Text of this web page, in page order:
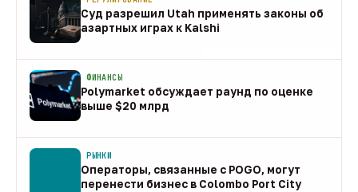
Суд разрешил Utah применять законы об
азартных играх к Kalshi
ФИНАНСЫ
Polymarket обсуждает раунд по оценке
выше $20 млрд
РЫНКИ
Операторы, связанные с POGO, могут
перенести бизнес в Colombo Port City